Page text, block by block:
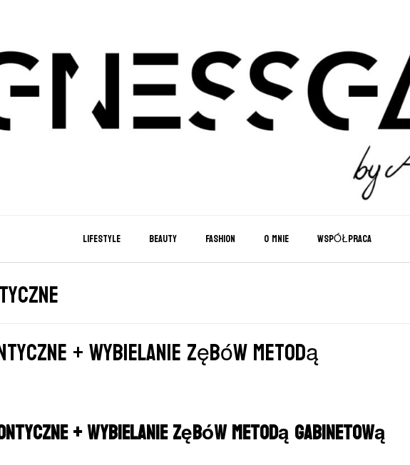
LIFESTYLE BEAUTY FASHION O MNIE WSPÓŁPRACA
+ wybielanie zębów metodą
+ wybielanie zębów metodą gabinetową